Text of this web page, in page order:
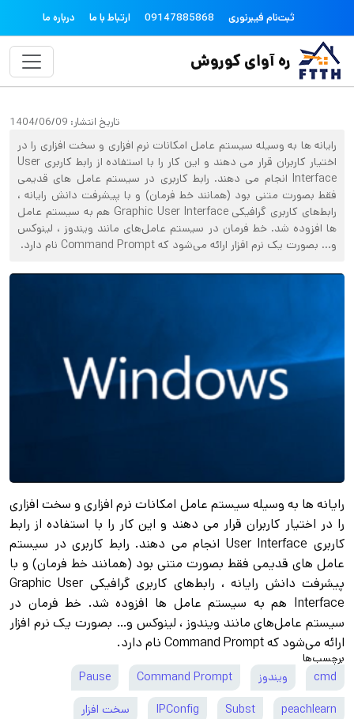
رفتن به محتوای اصلی topheader
درباره ما ارتباط با ما 09147885868 ثبت‌نام فیبرنوری
ره آوای کوروش
تاریخ انتشار: 1404/06/09
رایانه‌ ها به وسیله سیستم عامل امکانات نرم افزاری و سخت افزاری را در
اختیار کاربران قرار می‌ دهند و این کار را با استفاده از رابط کاربری User
Interface انجام می‌ دهند. رابط کاربری در سیستم عامل‌ های قدیمی
فقط بصورت متنی بود (همانند خط فرمان) و با پیشرفت دانش رایانه ،
رابط‌های کاربری گرافیکی Graphic User Interface هم به سیستم عامل‌
ها افزوده شد. خط فرمان در سیستم عامل‌های مانند ویندوز ، لینوکس
و… بصورت یک نرم افزار ارائه می‌شود که Command Prompt نام دارد.
رایانه‌ ها به وسیله سیستم عامل امکانات نرم افزاری و سخت افزاری
را در اختیار کاربران قرار می‌ دهند و این کار را با استفاده از رابط
کاربری User Interface انجام می‌ دهند. رابط کاربری در سیستم
عامل‌ های قدیمی فقط بصورت متنی بود (همانند خط فرمان) و با
پیشرفت دانش رایانه ، رابط‌های کاربری گرافیکی Graphic User
Interface هم به سیستم عامل‌ ها افزوده شد. خط فرمان در
سیستم عامل‌های مانند ویندوز ، لینوکس و… بصورت یک نرم افزار
ارائه می‌شود که Command Prompt نام دارد.
برچسب‌ها
cmd ویندوز Command Prompt
Pause
peachlearn
Subst
IPConfig سخت افزار